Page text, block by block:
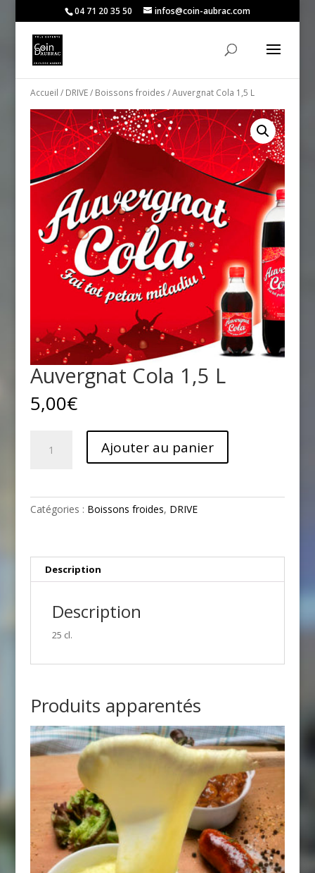
04 71 20 35 50 infos@coin-aubrac.com
Accueil / DRIVE/ Boissons froides / Auvergnat Cola 1,5 L
Auvergnat Cola 1,5 L
5,00€
1,5
L
Ajouter au panier
Catégories : Boissons froides, DRIVE
Description
Description
25 cl.
Produits apparentés